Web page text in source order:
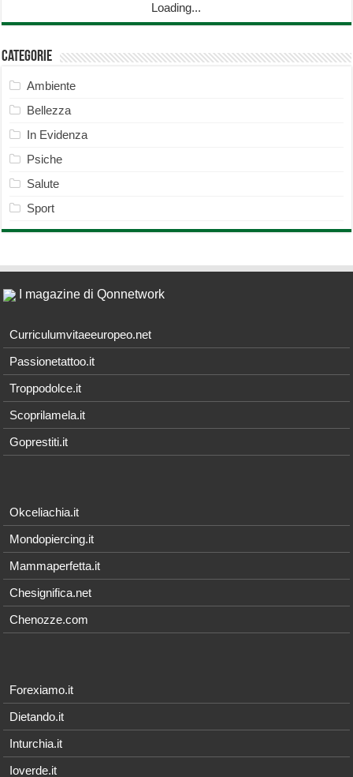
Loading...
Categorie
Ambiente
Bellezza
In Evidenza
Psiche
Salute
Sport
I magazine di Qonnetwork
Curriculumvitaeeuropeo.net
Passionetattoo.it
Troppodolce.it
Scoprilamela.it
Goprestiti.it
Okceliachia.it
Mondopiercing.it
Mammaperfetta.it
Chesignifica.net
Chenozze.com
Forexiamo.it
Dietando.it
Inturchia.it
Ioverde.it